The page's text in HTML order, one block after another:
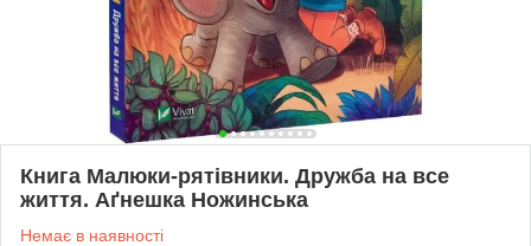
Книга Малюки-рятівники. Дружба на все
життя. Аґнешка Ножинська
Немає в наявності